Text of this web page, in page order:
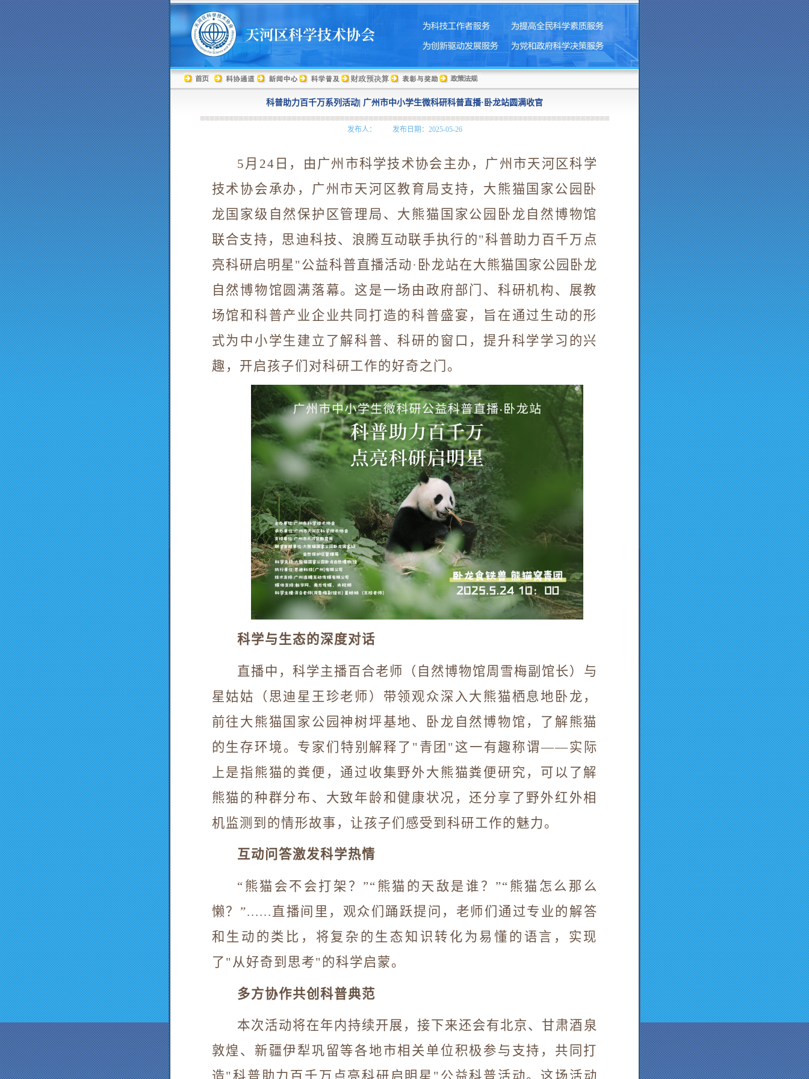
科普助力百千万系列活动| 广州市中小学生微科研科普直播·卧龙站圆满收官
发布人： 发布日期：2025-05-26
5 月 24 日，由广州市科学技术协会主办，广州市天河区科学
技术协会承办，广州市天河区教育局支持，大熊猫国家公园卧
龙国家级自然保护区管理局、大熊猫国家公园卧龙自然博物馆
联合支持，思迪科技、浪腾互动联手执行的"科普助力百千万点
亮科研启明星 "公益科普直播活动·卧龙站在大熊猫国家公园卧龙
自然博物馆圆满落幕。这是一场由政府部门、科研机构、展教
场馆和科普产业企业共同打造的科普盛宴，旨在通过生动的形
式为中小学生建立了解科普、科研的窗口，提升科学学习的兴
趣，开启孩子们对科研工作的好奇之门。
科学与生态的深度对话
直播中，科学主播百合老师（自然博物馆周雪梅副馆长）与
星姑姑（思迪星王珍老师）带领观众深入大熊猫栖息地卧龙，
前往大熊猫国家公园神树坪基地、卧龙自然博物馆，了解熊猫
的生存环境。专家们特别解释了 " 青团 " 这一有趣称谓——实际
上是指熊猫的粪便，通过收集野外大熊猫粪便研究，可以了解
熊猫的种群分布、大致年龄和健康状况，还分享了野外红外相
机监测到的情形故事，让孩子们感受到科研工作的魅力。
互动问答激发科学热情
“熊猫会不会打架？”“熊猫的天敌是谁？”“熊猫怎么那么
懒？”......直播间里，观众们踊跃提问，老师们通过专业的解答
和生动的类比，将复杂的生态知识转化为易懂的语言，实现
了 "从好奇到思考"的科学启蒙。
多方协作共创科普典范
本次活动将在年内持续开展，接下来还会有北京、甘肃酒泉
敦煌、新疆伊犁巩留等各地市相关单位积极参与支持，共同打